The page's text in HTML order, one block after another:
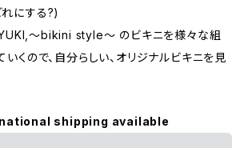
にする?)
～bikini style～ のビキニを様々な組
くので、自分らしい、オリジナルビキニを見
shipping available